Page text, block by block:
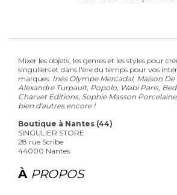
Mixer les objets, les genres et les styles pour
singuliers et dans l'ère du temps pour vos
marques: Inès Olympe Mercadal, Maison De
Alexandre Turpault, Popolo, Wabi Paris,
Charvet Editions, Sophie Masson
bien d'autres encore !
Boutique à Nantes (44)
SINGULIER STORE
28 rue Scribe
44000 Nantes
À PROPOS